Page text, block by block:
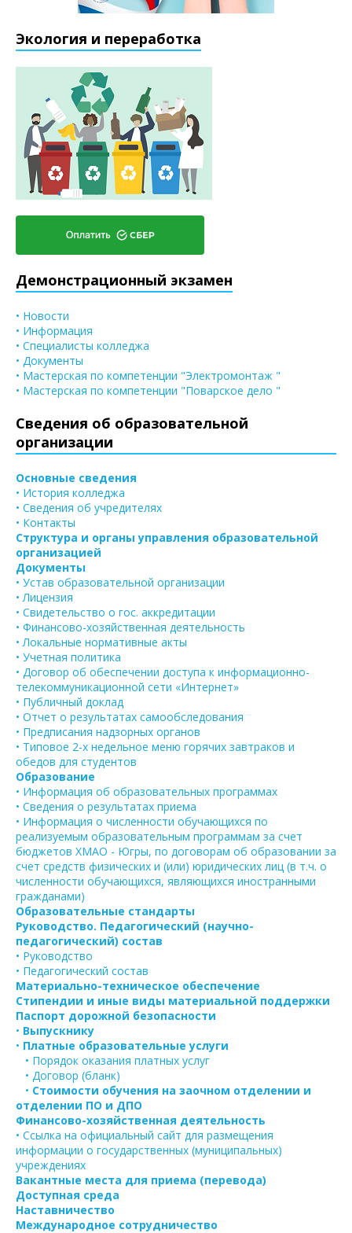
Экология и переработка
Демонстрационный экзамен
• Новости
• Информация
• Специалисты колледжа
• Документы
• Мастерская по компетенции "Электромонтаж "
• Мастерская по компетенции "Поварское дело "
Сведения об образовательной
организации
Основные сведения
• История колледжа
• Сведения об учредителях
• Контакты
Структура и органы управления образовательной
организацией
Документы
• Устав образовательной организации
• Лицензия
• Свидетельство о гос. аккредитации
• Финансово-хозяйственная деятельность
• Локальные нормативные акты
• Учетная политика
• Договор об обеспечении доступа к информационно-
телекоммуникационной сети «Интернет»
• Публичный доклад
• Отчет о результатах самообследования
• Предписания надзорных органов
• Типовое 2-х недельное меню горячих завтраков и
обедов для студентов
Образование
• Информация об образовательных программах
• Сведения о результатах приема
• Информация о численности обучающихся по
реализуемым образовательным программам за счет
бюджетов ХМАО - Югры, по договорам об образовании за
счет средств физических и (или) юридических лиц (в т.ч. о
численности обучающихся, являющихся иностранными
гражданами)
Образовательные стандарты
Руководство. Педагогический (научно-
педагогический) состав
• Руководство
• Педагогический состав
Материально-техническое обеспечение
Стипендии и иные виды материальной поддержки
Паспорт дорожной безопасности
• Выпускнику
• Платные образовательные услуги
• Порядок оказания платных услуг
• Договор (бланк)
• Стоимости обучения на заочном отделении и
отделении ПО и ДПО
Финансово-хозяйственная деятельность
• Ссылка на официальный сайт для размещения
информации о государственных (муниципальных)
учреждениях
Вакантные места для приема (перевода)
Доступная среда
Наставничество
Международное сотрудничество